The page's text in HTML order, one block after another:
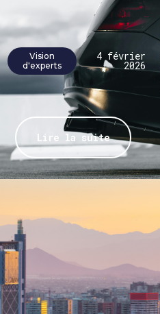
Vision
d'experts
4 février
2026
Lire la suite